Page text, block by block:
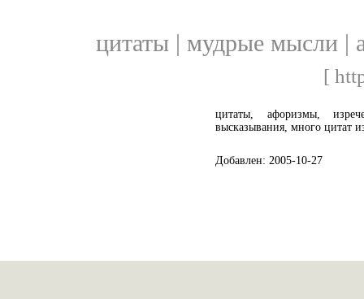
цитаты | мудрые мысли |
[
цитаты, афоризмы,
высказывания, много цитат
Добавлен: 2005-10-27